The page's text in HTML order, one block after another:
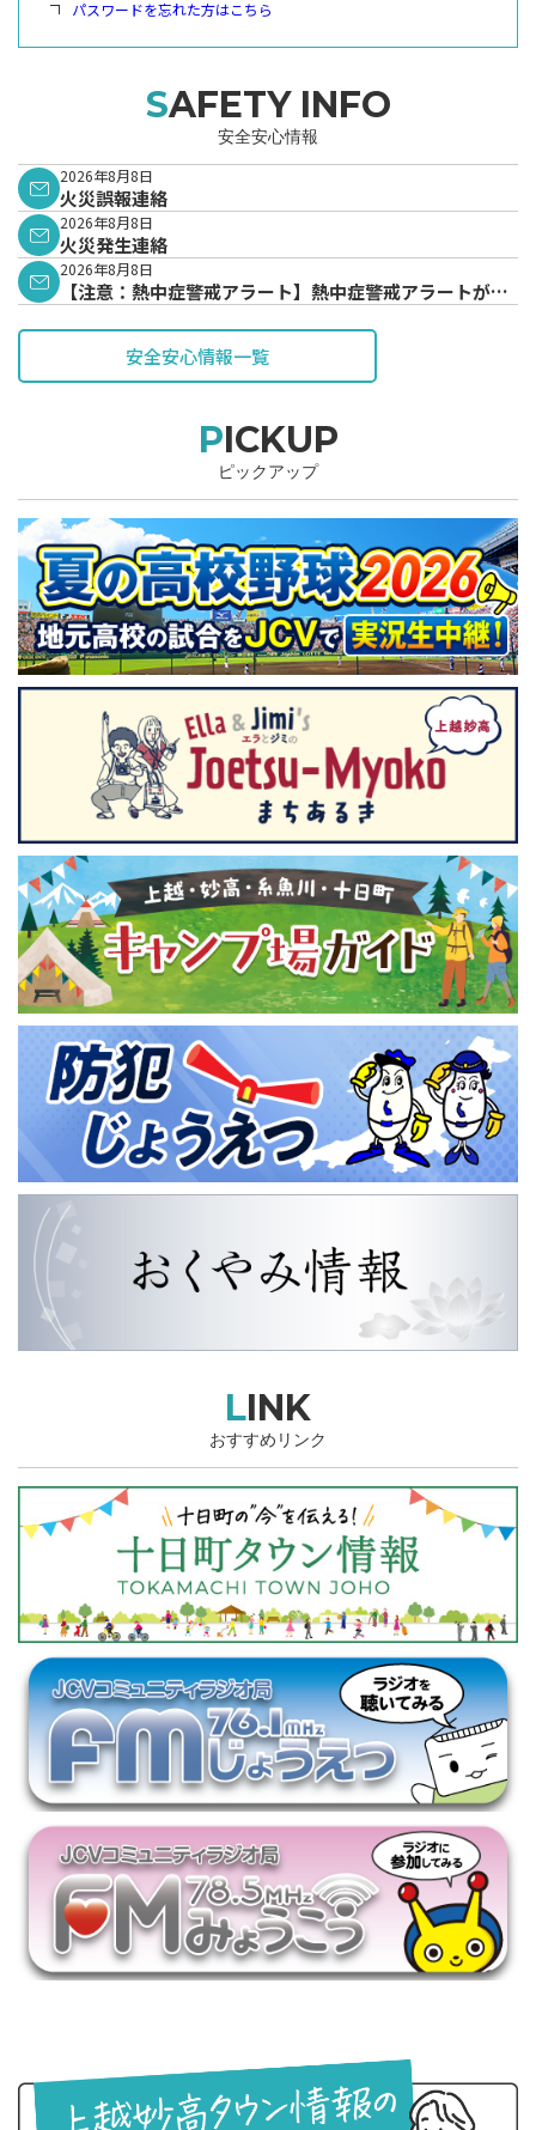
パスワードを忘れた方はこちら
SAFETY INFO
安全安心情報
2026年8月8日
火災誤報連絡
2026年8月8日
火災発生連絡
2026年8月8日
【注意：熱中症警戒アラート】熱中症警戒アラートが発
安全安心情報一覧
PICKUP
ピックアップ
LINK
おすすめリンク